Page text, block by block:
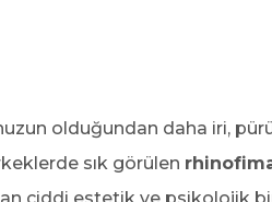
olduğundan daha iri,
sık görülen